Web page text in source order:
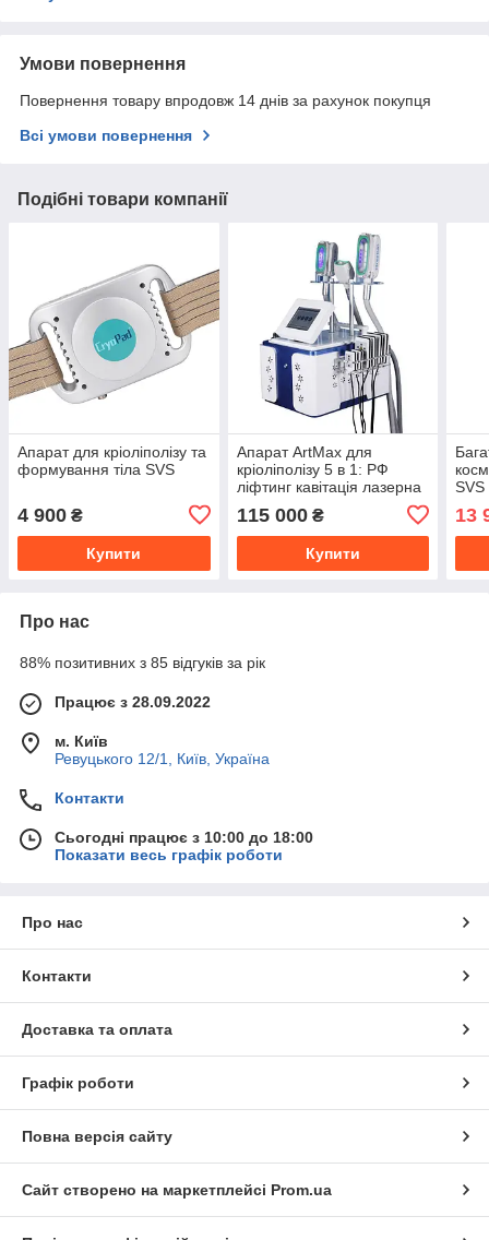
Умови повернення
Повернення товару впродовж 14 днів за рахунок покупця
Всі умови повернення
Подібні товари компанії
Апарат для кріоліполізу та
формування тіла SVS
4 900 ₴
Купити
Апарат ArtMax для
кріоліполізу 5 в 1: РФ
ліфтинг кавітація лазерна
115 000₴
Купити
13
Про нас
88% позитивних з 85 відгуків за рік
Працює з 28.09.2022
м. Київ
Ревуцького 12/1, Київ, Україна
Контакти
Сьогодні працює з 10:00 до 18:00
Показати весь графік роботи
Про нас
Контакти
Доставка та оплата
Графік роботи
Повна версія сайту
Сайт створено на маркетплейсі Prom.ua